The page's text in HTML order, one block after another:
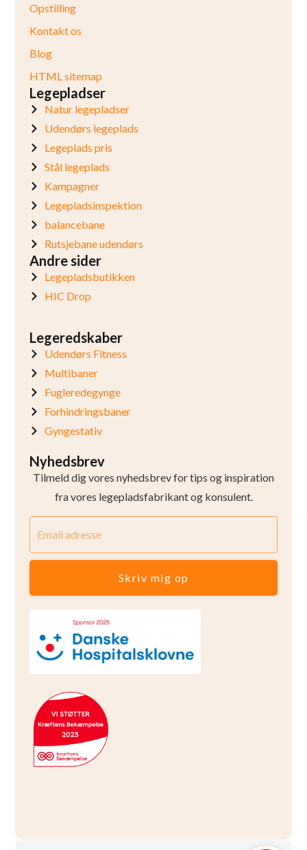
Opstilling
Kontakt os
Blog
HTML sitemap
Legepladser
Natur legepladser
Udendørs legeplads
Legeplads pris
Stål legeplads
Kampagner
Legepladsinspektion
balancebane
Rutsjebane udendørs
Andre sider
Legepladsbutikken
HIC Drop
Legeredskaber
Udendørs Fitness
Multibaner
Fugleredegynge
Forhindringsbaner
Gyngestativ
Nyhedsbrev
Tilmeld dig vores nyhedsbrev for tips og inspiration
fra vores legepladsfabrikant og konsulent.
Skriv mig op